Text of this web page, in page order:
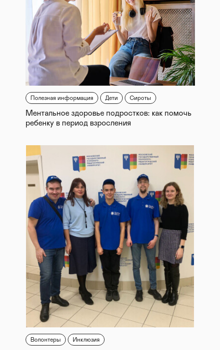
Полезная информация Дети Сироты
Ментальное здоровье подростков: как помочь
ребенку в период взросления
Волонтеры Инклюзия